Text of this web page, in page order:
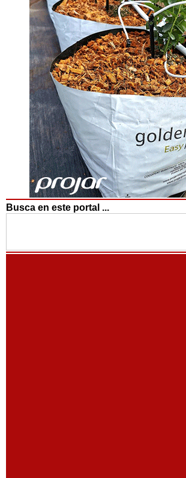
Busca en este portal ...